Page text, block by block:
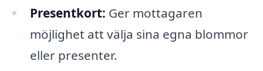
Presentkort: Ger mottagaren
möjlighet att välja sina egna blommor
eller presenter.